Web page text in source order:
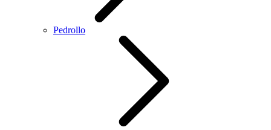
Pedrollo